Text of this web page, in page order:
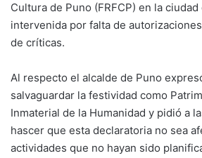
Cultura de Puno (FRFCP) en la
intervenida por falta de
de críticas.
Al respecto el alcalde de Puno
salvaguardar la festividad como
Inmaterial de la Humanidad y pidió a
hascer que esta declaratoria no sea
actividades que no hayan sido